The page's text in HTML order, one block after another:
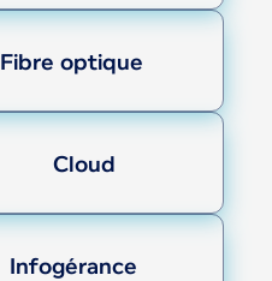
Fibre optique
Cloud
Infogérance